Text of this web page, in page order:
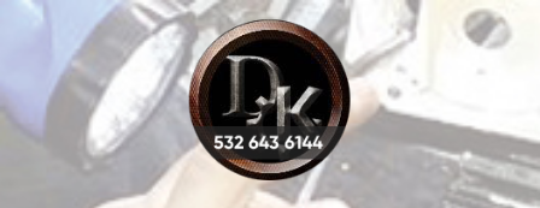
Skip
content